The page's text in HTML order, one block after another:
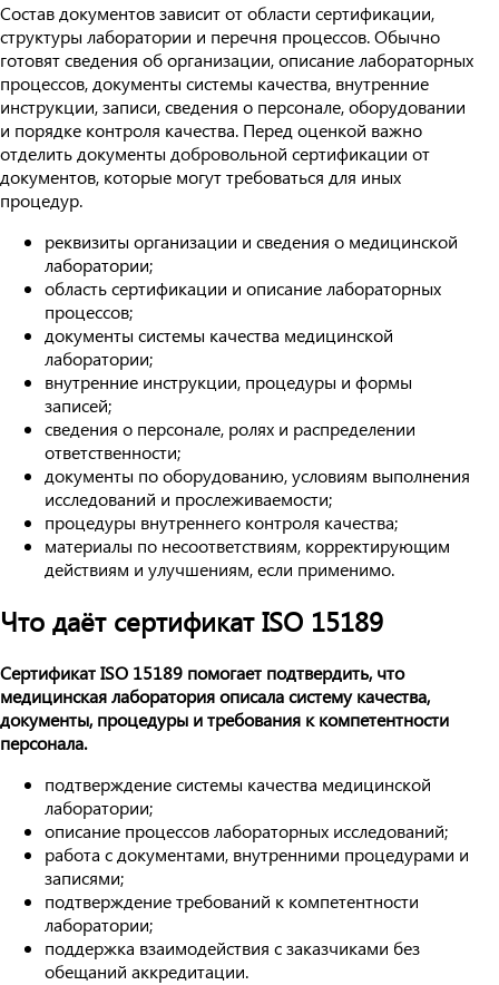
Состав документов зависит от области сертификации,
структуры лаборатории и перечня процессов. Обычно
готовят сведения об организации, описание лабораторных
процессов, документы системы качества, внутренние
инструкции, записи, сведения о персонале, оборудовании
и порядке контроля качества. Перед оценкой важно
отделить документы добровольной сертификации от
документов, которые могут требоваться для иных
процедур.
реквизиты организации и сведения о медицинской
лаборатории;
область сертификации и описание лабораторных
процессов;
документы системы качества медицинской
лаборатории;
внутренние инструкции, процедуры и формы
записей;
сведения о персонале, ролях и распределении
ответственности;
документы по оборудованию, условиям выполнения
исследований и прослеживаемости;
процедуры внутреннего контроля качества;
материалы по несоответствиям, корректирующим
действиям и улучшениям, если применимо.
Что даёт сертификат ISO 15189
Сертификат ISO 15189 помогает подтвердить, что
медицинская лаборатория описала систему качества,
документы, процедуры и требования к компетентности
персонала.
подтверждение системы качества медицинской
лаборатории;
описание процессов лабораторных исследований;
работа с документами, внутренними процедурами и
записями;
подтверждение требований к компетентности
лаборатории;
поддержка взаимодействия с заказчиками без
обещаний аккредитации.